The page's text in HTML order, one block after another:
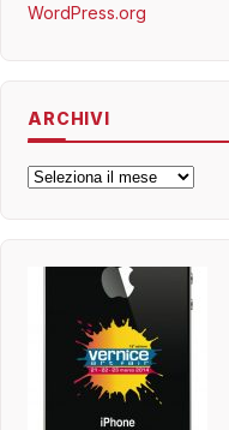
WordPress.org
ARCHIVI
Archivi